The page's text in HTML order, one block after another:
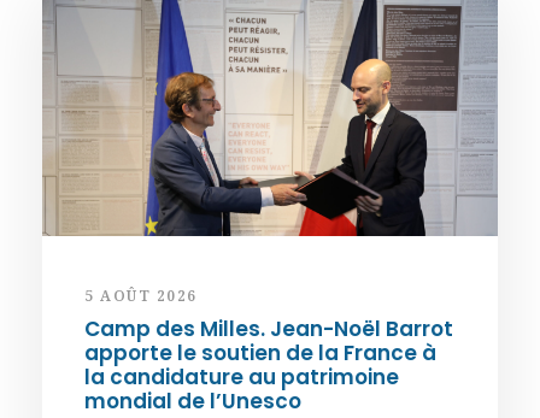
5 AOÛT 2026
Camp des Milles. Jean-Noël Barrot
apporte le soutien de la France à
la candidature au patrimoine
mondial de l’Unesco